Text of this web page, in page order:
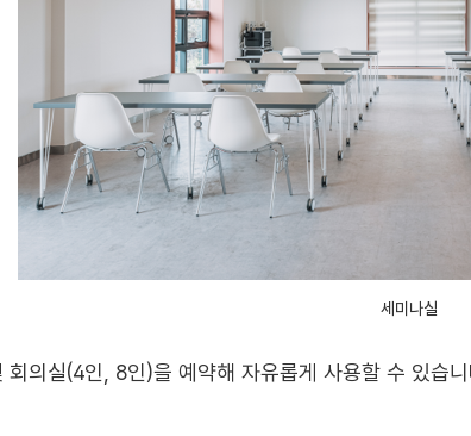
세미나실
회의실(4인, 8인)을 예약해 자유롭게 사용할 수 있습